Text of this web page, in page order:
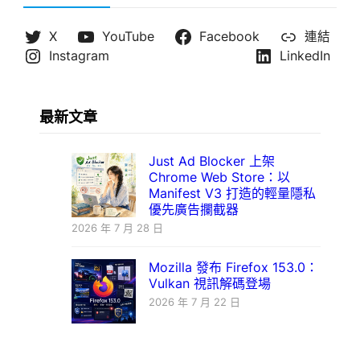
X YouTube Facebook
連結
Instagram
LinkedIn
最新文章
Just Ad Blocker 上架
Chrome Web Store：以
Manifest V3 打造的輕量隱私
優先廣告攔截器
2026 年 7 月 28 日
Mozilla 發布 Firefox 153.0：
Vulkan 視訊解碼登場
2026 年 7 月 22 日